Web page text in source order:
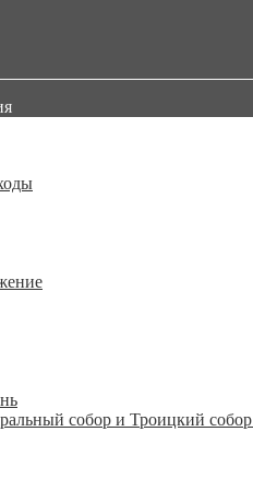
собор и Троицкий собор